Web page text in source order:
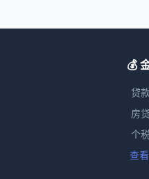
💰
贷
房
个
查